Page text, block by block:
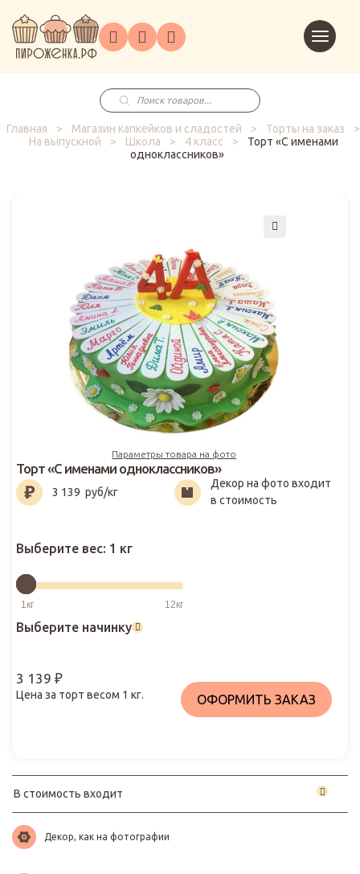
ГлавнаяКаталог
на
заказ
Праздники
Корпоративным
клиентам
в
корзину
Поиск
товаров
Главная
> Магазин капкейков и сладостей > Торты на заказ
>
На выпускной
> Школа > 4 класс >
Торт «С именами
одноклассников»
Параметры товара на фото
3 139₽
Торт «С именами одноклассников»
3 139 руб/кг
Декор на фото входит
в стоимость
Выберите вес: 1 кг
Выберите начинку
3 139 ₽
Цена за торт весом 1 кг. ОФОРМИТЬ ЗАКАЗ
В стоимость входит
Декор, как на фотографии